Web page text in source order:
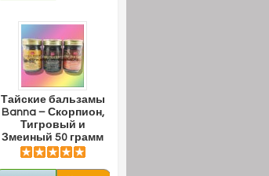
Тайские бальзамы
Banna – Скорпион,
Тигровый и
Змеиный 50 грамм